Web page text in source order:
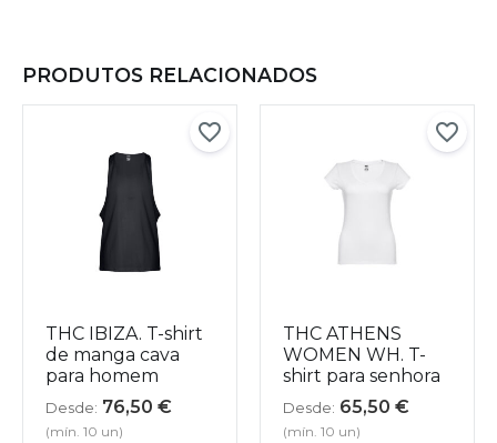
PRODUTOS RELACIONADOS
THC IBIZA. T-shirt
de manga cava
para homem
Desde: 76,50 €
(mín. 10 un)
THC ATHENS
WOMEN WH. T-
shirt para senhora
Desde: 65,50 €
(mín. 10 un)